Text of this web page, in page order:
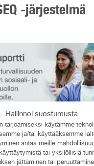
Hallinnoi suostumusta
tarjoamiseksi käytämme
ja/tai käyttääksemme
antaa meille
tai yksilöllisiä
jättäminen tai
-järjestelmä
järjestelmä